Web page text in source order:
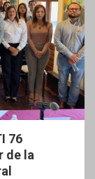
76
de la